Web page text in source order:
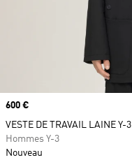
Prix
600 €
VESTE DE TRAVAIL LAINE Y-3
Hommes Y-3
Nouveau